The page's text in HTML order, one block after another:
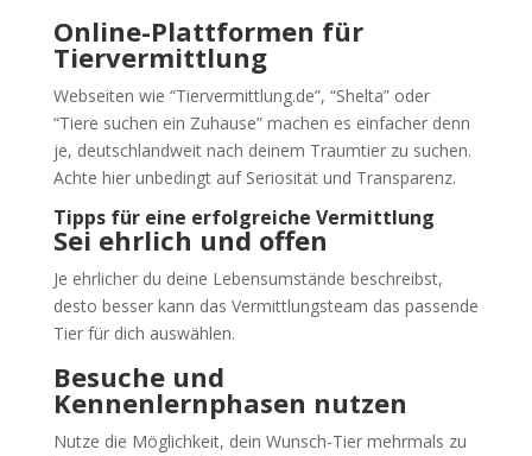
Online-Plattformen für
Tiervermittlung
Webseiten wie “Tiervermittlung.de”, “Shelta” oder
“Tiere suchen ein Zuhause” machen es einfacher denn
je, deutschlandweit nach deinem Traumtier zu suchen.
Achte hier unbedingt auf Seriosität und Transparenz.
Tipps für eine erfolgreiche Vermittlung
Sei ehrlich und offen
Je ehrlicher du deine Lebensumstände beschreibst,
desto besser kann das Vermittlungsteam das passende
Tier für dich auswählen.
Besuche und
Kennenlernphasen nutzen
Nutze die Möglichkeit, dein Wunsch-Tier mehrmals zu